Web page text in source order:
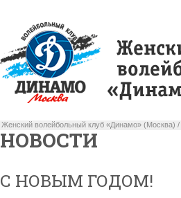
Женский волейбольный клуб «Динамо» (Москва) /
НОВОСТИ
С НОВЫМ ГОДОМ!